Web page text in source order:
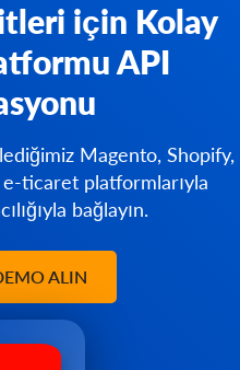
için Kolay
API
Magento, Shopify,
ticaret platformlarıyla
bağlayın.
ALIN